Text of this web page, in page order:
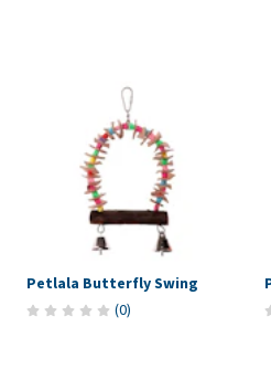
Petlala Butterfly Swing
(0)